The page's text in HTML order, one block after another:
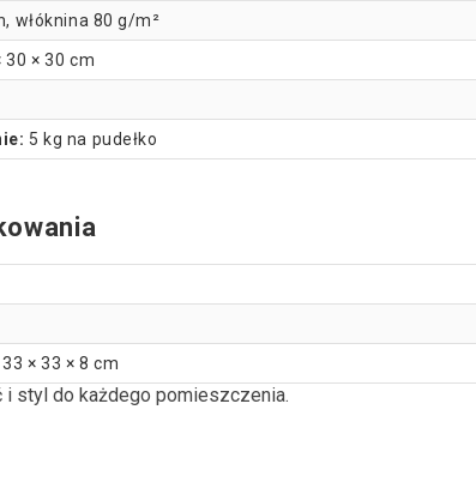
włóknina 80 g/m²
30 × 30 cm
5 kg na pudełko
33 × 33 × 8 cm
i styl do każdego pomieszczenia.